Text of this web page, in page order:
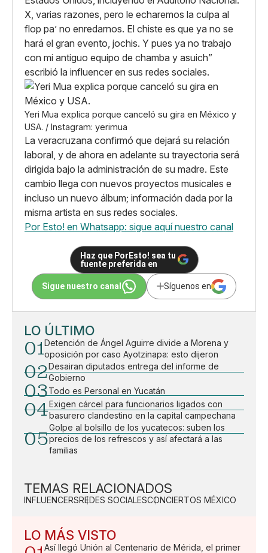
X, varias razones, pero le echaremos la culpa al
flop pa’ no enredarnos. El chiste es que ya no se
hará el gran evento, jochis. Y pues ya no trabajo
con mi antiguo equipo de chamba y asuich”
escribió la influencer en sus redes sociales.
Yeri Mua explica porque canceló su gira en México y
USA. / Instagram: yerimua
La veracruzana confirmó que dejará su relación
laboral, y de ahora en adelante su trayectoria será
dirigida bajo la administración de su madre. Este
cambio llega con nuevos proyectos musicales e
incluso un nuevo álbum; información dada por la
misma artista en sus redes sociales.
Por Esto! en Whatsapp: sigue aquí nuestro canal
Haz que PorEsto! sea tu
fuente preferida en
Sigue nuestro canal Síguenos en
LO ÚLTIMO
01Detención de Ángel Aguirre divide a Morena y
oposición por caso Ayotzinapa: esto dijeron
02Desairan diputados entrega del informe de
Gobierno
03Todo es Personal en Yucatán
04Exigen cárcel para funcionarios ligados con
basurero clandestino en la capital campechana
05
Golpe al bolsillo de los yucatecos: suben los
precios de los refrescos y así afectará a las
familias
TEMAS RELACIONADOS
INFLUENCERSREDES SOCIALESCONCIERTOS MÉXICO
LO MÁS VISTO
Así llegó Unión al Centenario de Mérida, el primer